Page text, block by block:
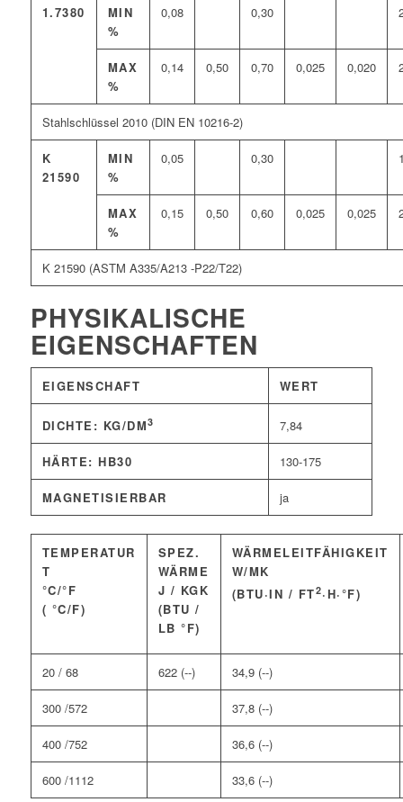
1.7380
MIN
%
0,08 0,30
MAX
%
0,14 0,50 0,70 0,025 0,020
Stahlschlüssel 2010 (DIN EN 10216-2)
K
21590
MIN
%
0,05 0,30
MAX
%
0,15 0,50 0,60 0,025 0,025
K 21590 (ASTM A335/A213 -P22/T22)
PHYSIKALISCHE
EIGENSCHAFTEN
EIGENSCHAFT WERT
DICHTE: KG/DM3 7,84
HÄRTE: HB30 130-175
MAGNETISIERBAR ja
TEMPERATUR
T
°C/°F
( °C/F)
SPEZ.
WÄRME
J / KGK
(BTU /
LB °F)
WÄRMELEITFÄHIGKEIT
W/MK
(BTU·IN / FT2·H·°F)
20 / 68 622 (--) 34,9 (--)
300 /572 37,8 (--)
400 /752 36,6 (--)
600 /1112 33,6 (--)